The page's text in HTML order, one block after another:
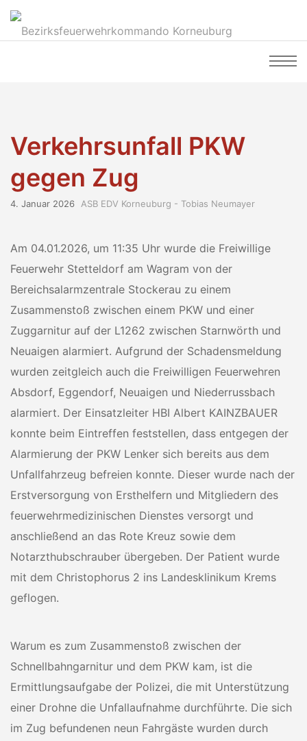
Verkehrsunfall PKW
gegen Zug
4. Januar 2026 ASB EDV Korneuburg - Tobias Neumayer
Am 04.01.2026, um 11:35 Uhr wurde die Freiwillige
Feuerwehr Stetteldorf am Wagram von der
Bereichsalarmzentrale Stockerau zu einem
Zusammenstoß zwischen einem PKW und einer
Zuggarnitur auf der L1262 zwischen Starnwörth und
Neuaigen alarmiert. Aufgrund der Schadensmeldung
wurden zeitgleich auch die Freiwilligen Feuerwehren
Absdorf, Eggendorf, Neuaigen und Niederrussbach
alarmiert. Der Einsatzleiter HBI Albert KAINZBAUER
konnte beim Eintreffen feststellen, dass entgegen der
Alarmierung der PKW Lenker sich bereits aus dem
Unfallfahrzeug befreien konnte. Dieser wurde nach der
Erstversorgung von Ersthelfern und Mitgliedern des
feuerwehrmedizinischen Dienstes versorgt und
anschließend an das Rote Kreuz sowie dem
Notarzthubschrauber übergeben. Der Patient wurde
mit dem Christophorus 2 ins Landesklinikum Krems
geflogen.
Warum es zum Zusammenstoß zwischen der
Schnellbahngarnitur und dem PKW kam, ist die
Ermittlungsaufgabe der Polizei, die mit Unterstützung
einer Drohne die Unfallaufnahme durchführte. Die sich
im Zug befundenen neun Fahrgäste wurden durch